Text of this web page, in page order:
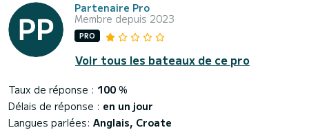
Partenaire Pro
Membre depuis 2023
PRO
Voir tous les bateaux de ce pro
Taux de réponse : 100 %
Délais de réponse : en un jour
Langues parlées: Anglais, Croate